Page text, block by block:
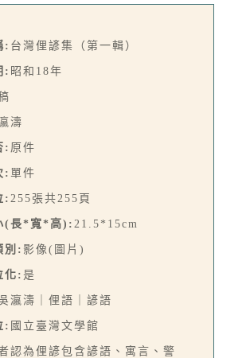
: 台灣俚諺集（第一輯）
: 昭和18年
濤
: 原件
: 單件
: 255張共255頁
(長*寬*高): 21.5*15cm
別: 影像(圖片)
化:是
瀛濤｜俚語｜諺語
: 國立臺灣文學館
認為俚諺包含諺語、寓言、警